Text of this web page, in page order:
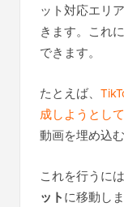
ット対応エリ
きます。これ
できます。
たとえば、
成しようとし
動画を埋め込
これを行うに
ットに移動し